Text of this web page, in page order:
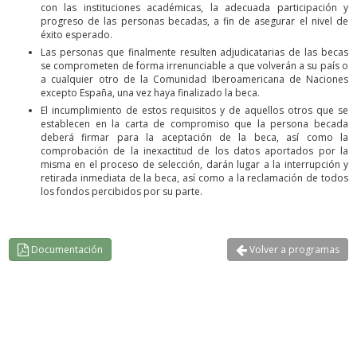
con las instituciones académicas, la adecuada participación y
progreso de las personas becadas, a fin de asegurar el nivel de
éxito esperado.
Las personas que finalmente resulten adjudicatarias de las becas
se comprometen de forma irrenunciable a que volverán a su país o
a cualquier otro de la Comunidad Iberoamericana de Naciones
excepto España, una vez haya finalizado la beca.
El incumplimiento de estos requisitos y de aquellos otros que se
establecen en la carta de compromiso que la persona becada
deberá firmar para la aceptación de la beca, así como la
comprobación de la inexactitud de los datos aportados por la
misma en el proceso de selección, darán lugar a la interrupción y
retirada inmediata de la beca, así como a la reclamación de todos
los fondos percibidos por su parte.
Documentación Volver a programas